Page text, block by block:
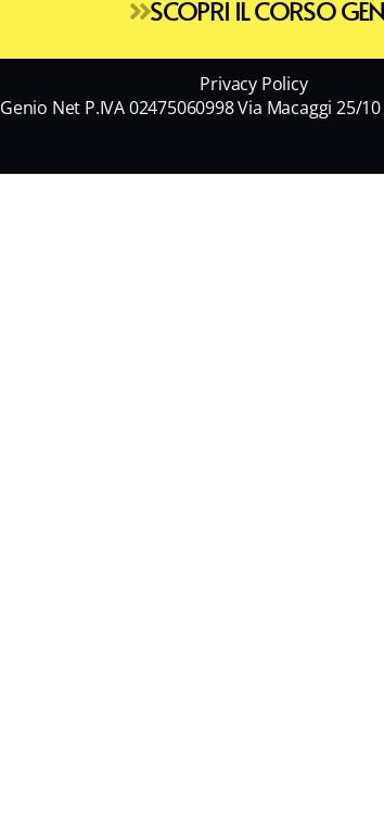
SCOPRI IL CORSO
Privacy Policy
Genio Net P.IVA 02475060998 Via Macaggi 25/